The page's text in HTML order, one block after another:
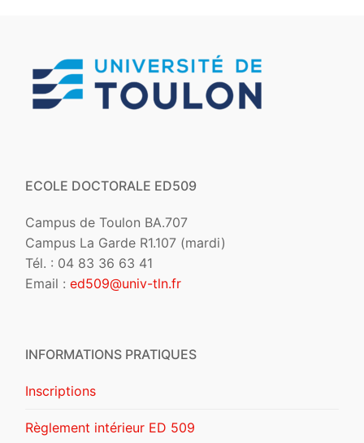
ECOLE DOCTORALE ED509
Campus de Toulon BA.707
Campus La Garde R1.107 (mardi)
Tél. : 04 83 36 63 41
Email : ed509@univ-tln.fr
INFORMATIONS PRATIQUES
Inscriptions
Règlement intérieur ED 509